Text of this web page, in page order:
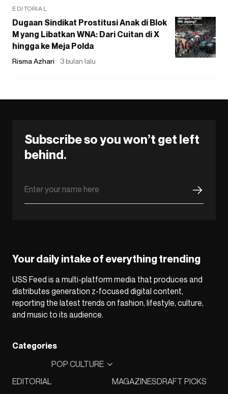
EDITORIAL
Dugaan Sindikat Prostitusi Anak di Blok
M yang Libatkan WNA: Dari Cuitan di X
hingga ke Meja Polda
Risma Azhari 3 bulan lalu
Subscribe so you won’t get left
behind.
Your daily intake of everything trending
USS Feed is a multi-platform media that produces and
distributes generation z-focused digital content,
reporting the latest trends on fashion, lifestyle, culture,
and music to its audience.
Categories
EDITORIAL
POP CULTURE
MAGAZINESDRAFT PICKS